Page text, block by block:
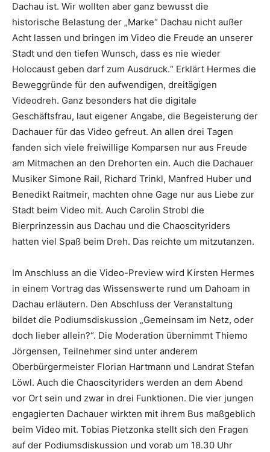
Dachau ist. Wir wollten aber ganz bewusst die
historische Belastung der „Marke“ Dachau nicht außer
Acht lassen und bringen im Video die Freude an unserer
Stadt und den tiefen Wunsch, dass es nie wieder
Holocaust geben darf zum Ausdruck.“ Erklärt Hermes die
Beweggründe für den aufwendigen, dreitägigen
Videodreh. Ganz besonders hat die digitale
Geschäftsfrau, laut eigener Angabe, die Begeisterung der
Dachauer für das Video gefreut. An allen drei Tagen
fanden sich viele freiwillige Komparsen nur aus Freude
am Mitmachen an den Drehorten ein. Auch die Dachauer
Musiker Simone Rail, Richard Trinkl, Manfred Huber und
Benedikt Raitmeir, machten ohne Gage nur aus Liebe zur
Stadt beim Video mit. Auch Carolin Strobl die
Bierprinzessin aus Dachau und die Chaoscityriders
hatten viel Spaß beim Dreh. Das reichte um mitzutanzen.
Im Anschluss an die Video-Preview wird Kirsten Hermes
in einem Vortrag das Wissenswerte rund um Dahoam in
Dachau erläutern. Den Abschluss der Veranstaltung
bildet die Podiumsdiskussion „Gemeinsam im Netz, oder
doch lieber allein?“. Die Moderation übernimmt Thiemo
Jörgensen, Teilnehmer sind unter anderem
Oberbürgermeister Florian Hartmann und Landrat Stefan
Löwl. Auch die Chaoscityriders werden an dem Abend
vor Ort sein und zwar in drei Funktionen. Die vier jungen
engagierten Dachauer wirkten mit ihrem Bus maßgeblich
beim Video mit. Tobias Pietzonka stellt sich den Fragen
auf der Podiumsdiskussion und vorab um 18.30 Uhr